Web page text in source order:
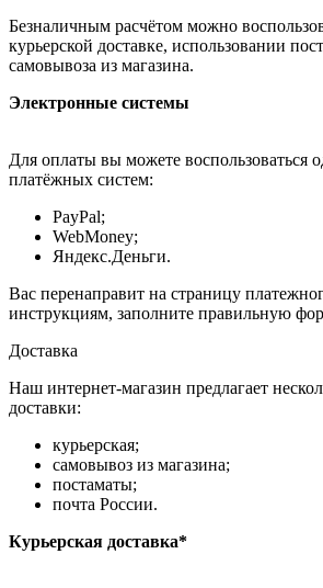
Безналичным расчётом можно
курьерской доставке, использовании
самовывоза из магазина.
Электронные системы
Для оплаты вы можете воспользоваться
платёжных систем:
PayPal;
WebMoney;
Яндекс.Деньги.
Вас перенаправит на страницу
инструкциям, заполните правильную
Доставка
Наш интернет-магазин предлагает
доставки:
курьерская;
самовывоз из магазина;
постаматы;
почта России.
Курьерская доставка*